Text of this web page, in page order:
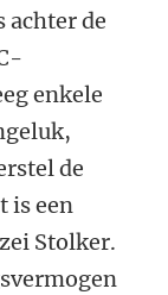
achter de
enkele
de
is een
Stolker.